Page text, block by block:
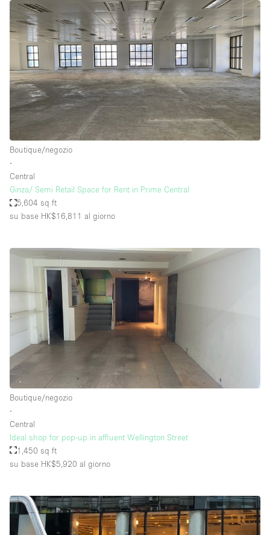
Boutique/negozio
∙
Central
Ginza/ Semi Retail Space for Rent in Prime Central
5,604 sq ft
su base HK$16,811 al giorno
Boutique/negozio
∙
Central
Ideal shop for pop-up in affluent Wellington Street
1,450 sq ft
su base HK$5,920 al giorno